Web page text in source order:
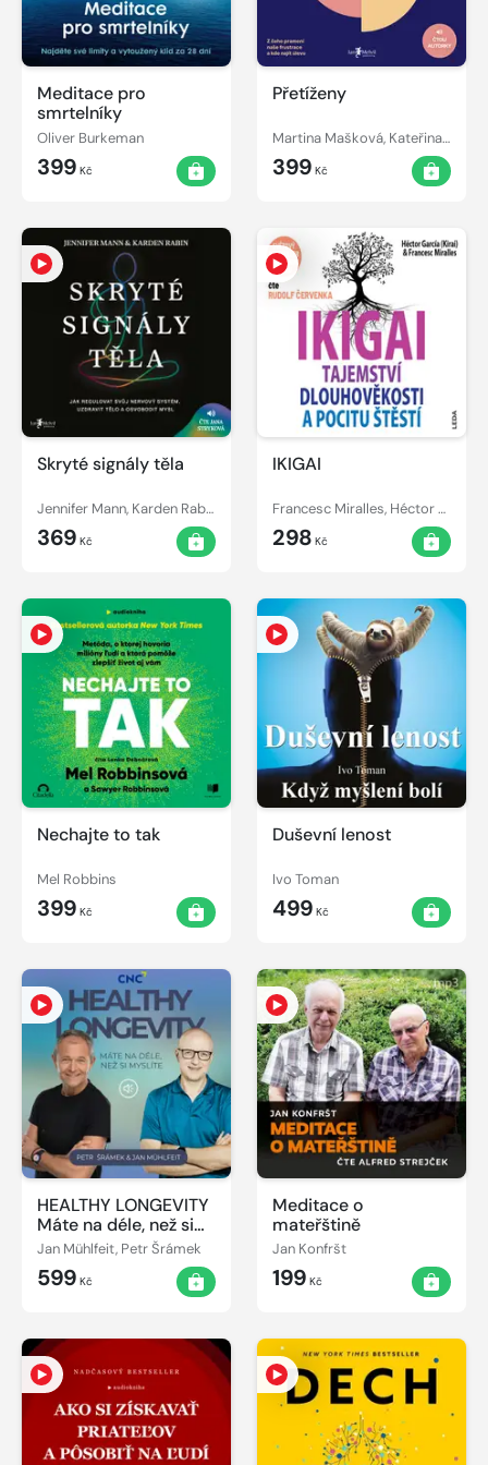
Meditace pro
smrtelníky
Oliver Burkeman
399 Kč
Přetíženy
Martina Mašková, Kateřina Trávníček
399 Kč
Skryté signály těla
Jennifer Mann, Karden Rabin
369 Kč
IKIGAI
Francesc Miralles, Héctor García
298 Kč
Nechajte to tak
Mel Robbins
399 Kč
Duševní lenost
Ivo Toman
499 Kč
HEALTHY LONGEVITY
Máte na déle, než si
myslíte
Jan Mühlfeit, Petr Šrámek
599 Kč
Meditace o
mateřštině
Jan Konfršt
199 Kč